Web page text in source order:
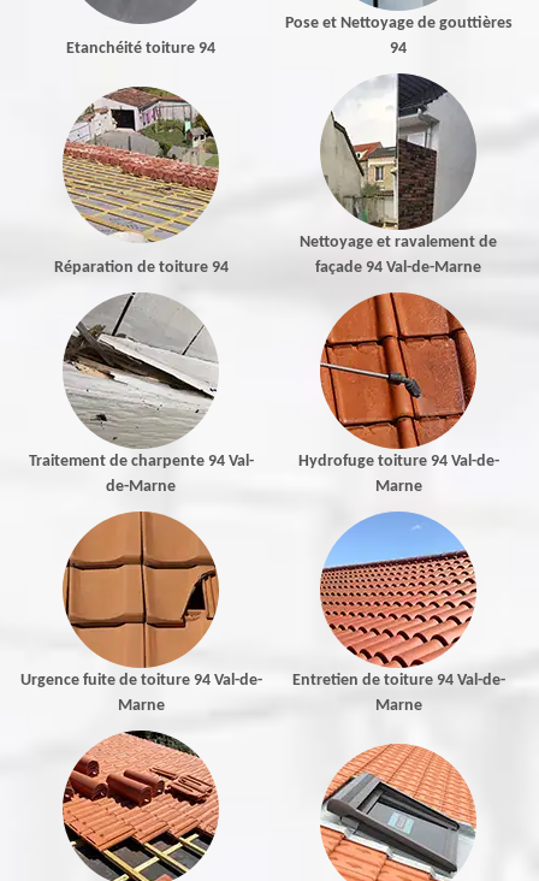
Etanchéité toiture 94
Pose et Nettoyage de gouttières
94
Réparation de toiture 94
Nettoyage et ravalement de
façade 94 Val-de-Marne
Traitement de charpente 94 Val-
de-Marne
Hydrofuge toiture 94 Val-de-
Marne
Urgence fuite de toiture 94 Val-de-
Marne
Entretien de toiture 94 Val-de-
Marne